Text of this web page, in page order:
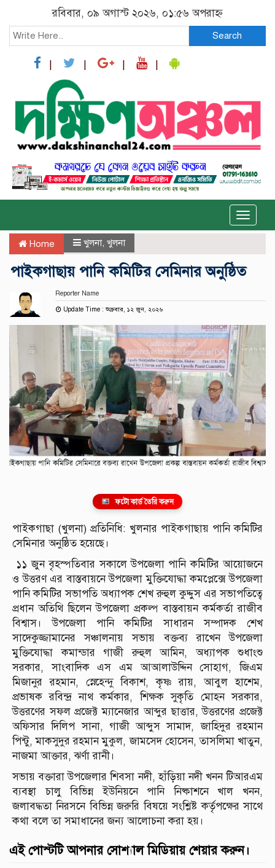
রবিবার, ০৯ অগাস্ট ২০২৬, ০১:৫৬ অপরাহ্ন
Search
Toggle
Home খুলনা, খুলনা
পাইকগাছায় পানি কমিটির সেমিনার অনুষ্ঠিত
Reporter Name
Update Time : শুক্রবার, ১২ জুন, ২০২৬
ফটো কার্ড তৈরি করুন
পাইকগাছা (খুলনা) প্রতিনিধি: খুলনার পাইকগাছায় পানি কমিটির
সেমিনার অনুষ্ঠিত হয়েছে।
১১ জুন বৃহস্পতিবার সকালে উপজেলা পানি কমিটির আয়োজনে
ও উত্তরণ এর বাস্তবায়নে উপজেলা মুক্তিযোদ্ধা কমপ্লেক্সে উপজেলা
পানি কমিটির সভাপতি অধ্যাপক শেখ রুহুল কুদ্দুস এর সভাপতিত্বে
প্রধান অতিথি ছিলেন উপজেলা প্রকল্প বাস্তবায়ন কর্মকর্তা রাজীব
বিশ্বাস। উপজেলা পানি কমিটির সাধারন সম্পাদক শেখ
সাদেকুজ্জামানের সঞ্চালনায় সভায় বক্তব্য রাখেন উপজেলা
মুক্তিযোদ্ধা কমান্ডার গাজী রুহুল আমিন, অধ্যাপক শুধাংশু
সরকার, সাংবাদিক এস এম আআলাউদ্দিন সোহাগ, জিএম
মিজানুর রহমান, স্নেহেন্দু বিকাশ, কৃষ্ণ রায়, আবুল হাশেম,
প্রভাষক রবিন্দ্র নাথ কর্মকার, শিক্ষক সুকৃতি মোহন সরকার,
উত্তরণের সফল প্রজেক্ট ম্যানেজার আব্দুর ছাত্তার, উত্তরণের প্রজেক্ট
অফিসার দিলিপ সানা, গাজী আব্দুস সামাদ, জাহিদুর রহমান
পিন্টু, মাকসুদুর রহমান মুকুল, জামসেদ হোসেন, তাসলিমা খাতুন,
নাজমা আক্তার, ঝর্ণা রানী।
সভায় বক্তারা উপজেলার শিবসা নদী, হাঁড়িয়া নদী খনন টিআরএম
ব্যবস্থা চালু বিভিন্ন ইউনিয়নে পানি নিষ্কাশনে খাল খনন,
জলাবদ্ধতা নিরসনে বিভিন্ন জরুরি বিষয়ে সংশ্লিষ্ট কর্তৃপক্ষের সাথে
কথা বলে তা সমাধানের জন্য আলোচনা করা হয়।
এই পোস্টটি আপনার সোশ্যাল মিডিয়ায় শেয়ার করুন।